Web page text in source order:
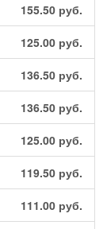
155.50 руб.
125.00 руб.
136.50 руб.
136.50 руб.
125.00 руб.
119.50 руб.
111.00 руб.